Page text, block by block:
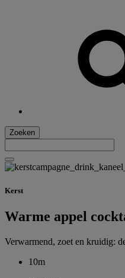
Zoeken
Kerst
Warme appel
Verwarmend, zoet en kruidig:
10m